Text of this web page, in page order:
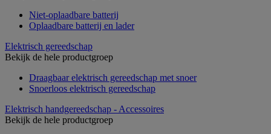
Niet-oplaadbare batterij
Oplaadbare batterij en lader
Elektrisch gereedschap
Bekijk de hele productgroep
Draagbaar elektrisch gereedschap met snoer
Snoerloos elektrisch gereedschap
Elektrisch handgereedschap - Accessoires
Bekijk de hele productgroep